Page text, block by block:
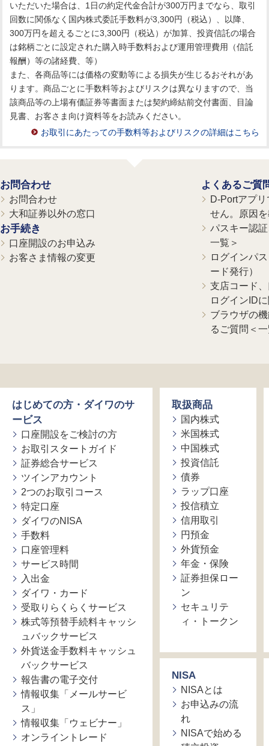
いただいた場合は、1日の約定代金合計が300万円までなら、取引
回数に関係なく国内株式委託手数料が3,300円（税込）、以降、
300万円を超えるごとに3,300円（税込）が加算、投資信託の場合
は銘柄ごとに設定された購入時手数料および運用管理費用（信託
報酬）等の諸経費、等）
また、各商品等には価格の変動等による損失が生じるおそれがあ
ります。商品ごとに手数料等およびリスクは異なりますので、当
該商品等の上場有価証券等書面または契約締結前交付書面、目論
見書、お客さま向け資料等をお読みください。
お取引にあたっての手数料等およびリスクの詳細はこちら
お問合わせ
お問合わせ
大和証券以外の窓口
お手続き
口座開設のお申込み
お客さま情報の変更
よくあるご質
D-Portアプ
せん。原因
パスキー認
一覧＞
ログインパ
ード発行）
支店コード
ログインID
ブラウザの
るご質問＜
はじめての方・ダイワのサ
ービス
口座開設をご検討の方
お取引スタートガイド
証券総合サービス
ツインアカウント
2つのお取引コース
特定口座
ダイワのNISA
手数料
口座管理料
サービス時間
入出金
ダイワ・カード
受取りらくらくサービス
株式等預替手続料キャッシ
ュバックサービス
外貨送金手数料キャッシュ
バックサービス
報告書の電子交付
情報収集「メールサービ
ス」
情報収集「ウェビナー」
オンライントレード
取扱商品
国内株式
米国株式
中国株式
投資信託
債券
ラップ口座
投信積立
信用取引
円預金
外貨預金
年金・保険
証券担保ロー
ン
セキュリテ
ィ・トークン
NISA
NISAとは
お申込みの流
れ
NISAで始める